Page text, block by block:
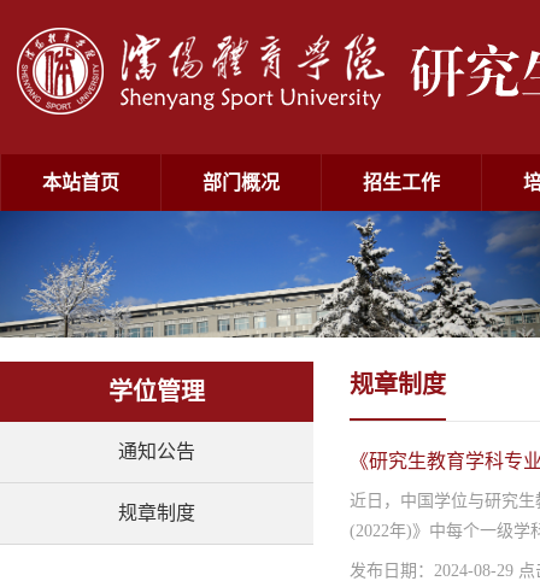
本站首页 部门概况 招生工作
学位管理
通知公告
规章制度
规章制度
《研究生教育学科专
近日，中国学位与研究
(2022年)》中每个一级学
发布日期：2024-08-29